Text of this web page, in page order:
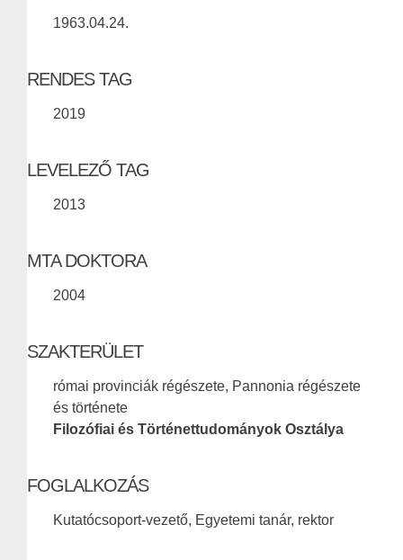
1963.04.24.
RENDES TAG
2019
LEVELEZŐ TAG
2013
MTA DOKTORA
2004
SZAKTERÜLET
római provinciák régészete, Pannonia régészete
és története
Filozófiai és Történettudományok Osztálya
FOGLALKOZÁS
Kutatócsoport-vezető, Egyetemi tanár, rektor